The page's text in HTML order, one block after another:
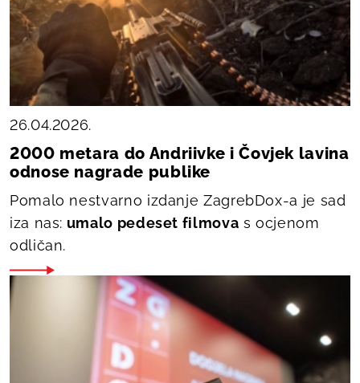
26.04.2026.
2000 metara do Andriivke i Čovjek lavina
odnose nagrade publike
Pomalo nestvarno izdanje ZagrebDox-a je sad
iza nas: umalo pedeset filmova s ocjenom
odličan.